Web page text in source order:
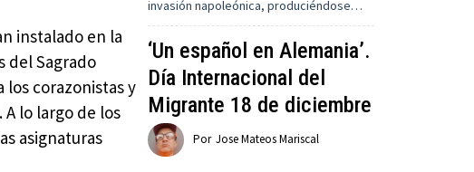
instalado en la
del Sagrado
los corazonistas y
lo largo de los
asignaturas
invasión napoleónica, produciéndose…
‘Un español en Alemania’.
Día Internacional del
Migrante 18 de diciembre
Por Jose Mateos Mariscal